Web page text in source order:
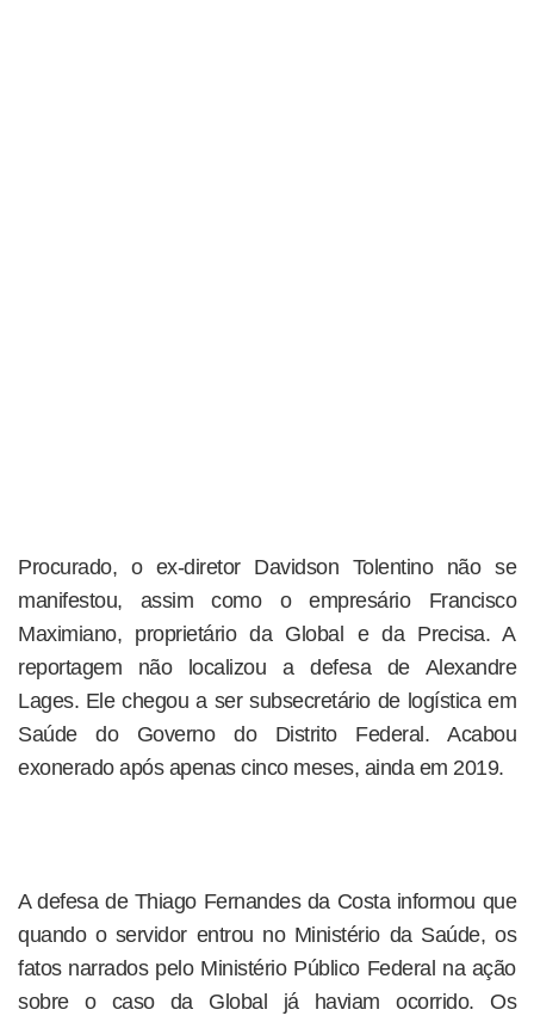
Procurado, o ex-diretor Davidson Tolentino não se
manifestou, assim como o empresário Francisco
Maximiano, proprietário da Global e da Precisa. A
reportagem não localizou a defesa de Alexandre
Lages. Ele chegou a ser subsecretário de logística em
Saúde do Governo do Distrito Federal. Acabou
exonerado após apenas cinco meses, ainda em 2019.
A defesa de Thiago Fernandes da Costa informou que
quando o servidor entrou no Ministério da Saúde, os
fatos narrados pelo Ministério Público Federal na ação
sobre o caso da Global já haviam ocorrido. Os